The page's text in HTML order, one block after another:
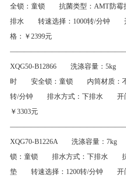
全锁：童锁 抗菌类型：AMT防
排水 转速选择：1000转/分钟
格：￥2399元
XQG50-B12866 洗涤容量：5kg
时 安全锁：童锁 内筒材质：
转/分钟 排水方式：下排水 开
￥3303元
XQG70-B1226A 洗涤容量：
锁：童锁 排水方式：下排水 抗
垫 转速选择：1200转/分钟 开